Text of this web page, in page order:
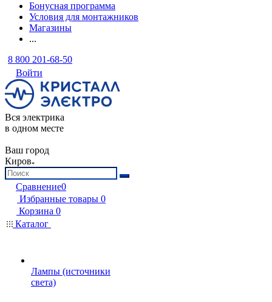
Бонусная программа
Условия для монтажников
Магазины
...
8 800 201-68-50
Войти
Вся электрика
в одном месте
Ваш город
Киров
Сравнение0
Избранные товары 0
Корзина 0
Каталог
Лампы (источники
света)